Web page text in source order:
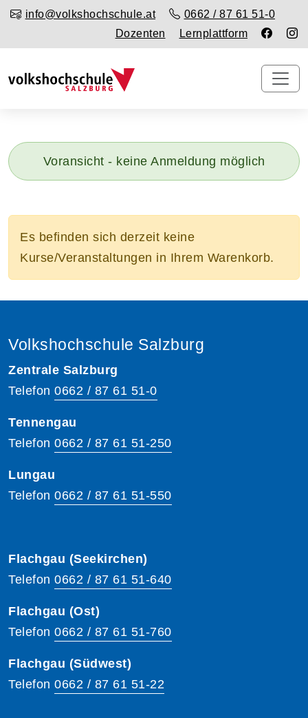
info@volkshochschule.at
0662 / 87 61 51-0
Dozenten
Lernplattform
Voransicht - keine Anmeldung möglich
Es befinden sich derzeit keine
Kurse/Veranstaltungen in Ihrem Warenkorb.
Volkshochschule Salzburg
Zentrale Salzburg
Telefon 0662 / 87 61 51-0
Tennengau
Telefon 0662 / 87 61 51-250
Lungau
Telefon 0662 / 87 61 51-550
Flachgau (Seekirchen)
Telefon 0662 / 87 61 51-640
Flachgau (Ost)
Telefon 0662 / 87 61 51-760
Flachgau (Südwest)
Telefon 0662 / 87 61 51-22